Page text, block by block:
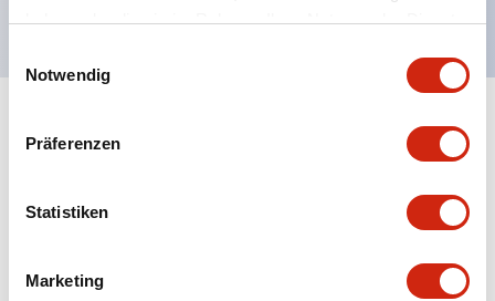
haben oder die sie im Rahmen Ihrer Nutzung der Dienste
Notwendig
Präferenzen
Statistiken
Marketing
Spezifikationen Alle erweitern+